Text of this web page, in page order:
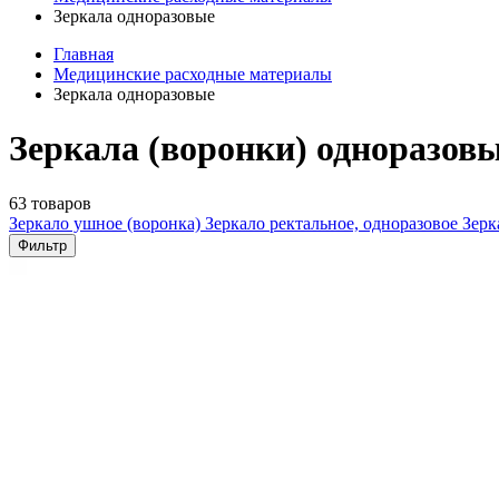
Зеркала одноразовые
Главная
Медицинские расходные материалы
Зеркала одноразовые
Зеркала (воронки)
63 товаров
Зеркало ушное (воронка) Зеркало ректальное, одноразовое
Фильтр